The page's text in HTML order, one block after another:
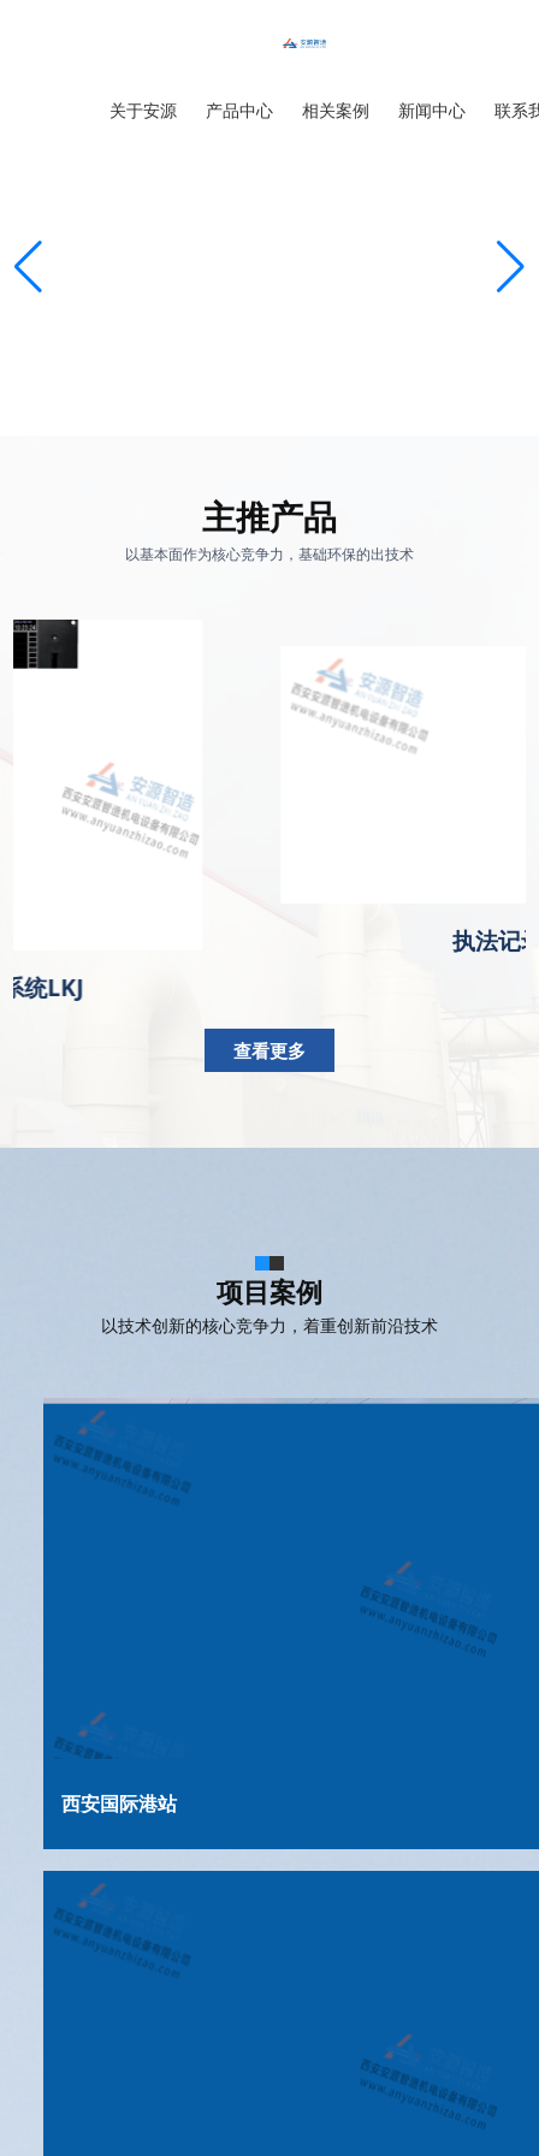
关于安源 产品中心 相关案例 新闻中心 联系
主推产品
以基本面作为核心竞争力，基础环保的出技术
统LKJ
执法记
查看更多
项目案例
以技术创新的核心竞争力，着重创新前沿技术
西安国际港站